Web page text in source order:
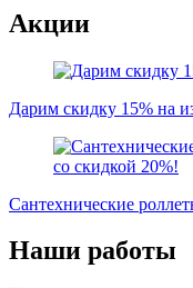
Акции
Дарим скидку 15% на
Сантехнические
Наши работы